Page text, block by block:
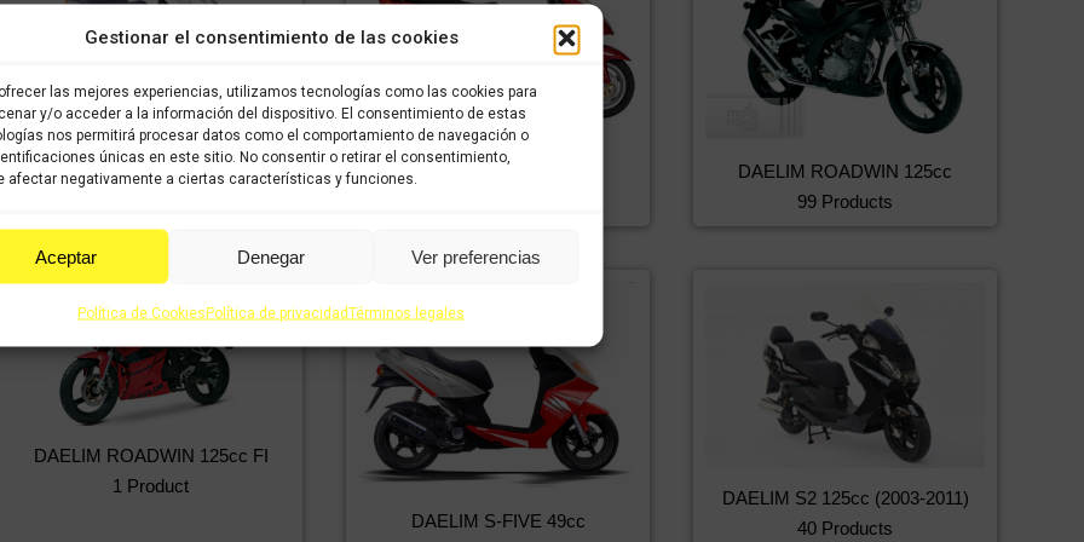
Gestionar el consentimiento de las cookies
las mejores experiencias, utilizamos tecnologías como las cookies para
y/o acceder a la información del dispositivo. El consentimiento de estas
nos permitirá procesar datos como el comportamiento de navegación o
únicas en este sitio. No consentir o retirar el consentimiento,
afectar negativamente a ciertas características y funciones.
Aceptar Denegar Ver preferencias
Política de CookiesPolítica de privacidadTérminos legales
Daelim NS 125 III
DAELIM NS 125cc DLX
DAELIM ROADWIN 125cc
99 Products
DAELIM ROADWIN 125cc FI
1 Product
DAELIM S-FIVE 49cc
DAELIM S2 125cc (2003-2011)
40 Products